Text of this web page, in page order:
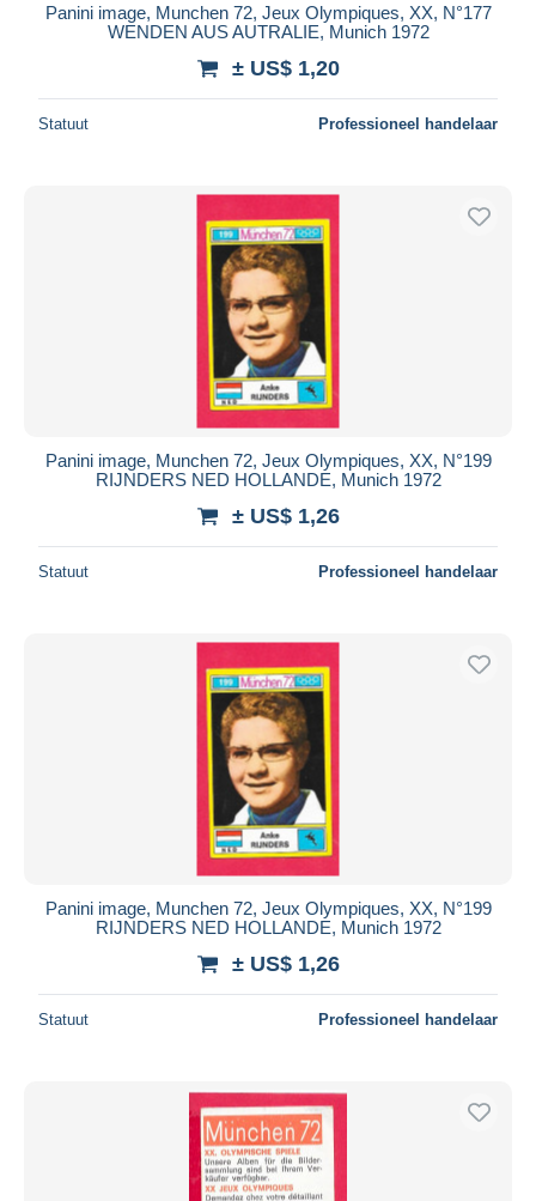
Panini image, Munchen 72, Jeux Olympiques, XX, N°177
WENDEN AUS AUTRALIE, Munich 1972
± US$ 1,20
Statuut Professioneel handelaar
Panini image, Munchen 72, Jeux Olympiques, XX, N°199
RIJNDERS NED HOLLANDE, Munich 1972
± US$ 1,26
Statuut Professioneel handelaar
Panini image, Munchen 72, Jeux Olympiques, XX, N°199
RIJNDERS NED HOLLANDE, Munich 1972
± US$ 1,26
Statuut Professioneel handelaar